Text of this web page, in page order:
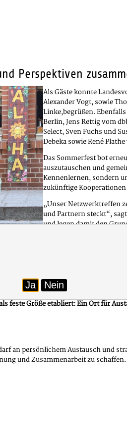
Perspektiven
Vogt (links) das 2.
eines Sommerfestes – diesmal im
feste Größe etabliert: Ein Ort für
Als Gäste konnte
Alexander Vogt, sowie
Linke,begrüßen.
Berlin, Jens Rettig vom
Select, Sven Fuchs und
Debeka sowie René
Das Sommerfest bot
auszutauschen und
Kennenlernen, sondern
zukünftige
„Unser Netzwerktreffen
und Partnern steckt“,
und legen damit den
In den Gesprächen
Arbeitsbelastung und
Teilnehmenden waren
an persönlichem Austausch und
und Zusammenarbeit zu schaffen.
Ja Nein